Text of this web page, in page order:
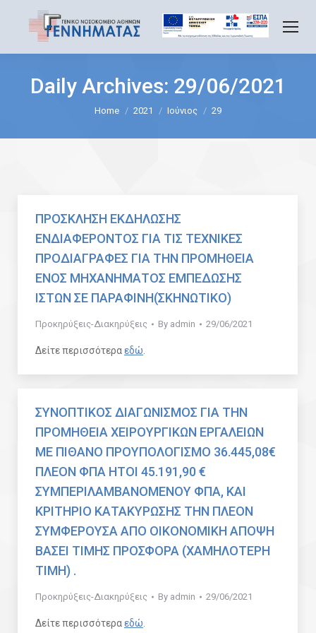
Daily Archives: 29/06/2021
Home 2021 Ιούνιος 29
ΠΡΟΣΚΛΗΣΗ ΕΚΔΗΛΩΣΗΣ
ΕΝΔΙΑΦΕΡΟΝΤΟΣ ΓΙΑ ΤΙΣ ΤΕΧΝΙΚΕΣ
ΠΡΟΔΙΑΓΡΑΦΕΣ ΓΙΑ ΤΗΝ ΠΡΟΜΗΘΕΙΑ
ΕΝΟΣ ΜΗΧΑΝΗΜΑΤΟΣ ΕΜΠΕΔΩΣΗΣ
ΙΣΤΩΝ ΣΕ ΠΑΡΑΦΙΝΗ(ΣΚΗΝΩΤΙΚΟ)
Προκηρύξεις-Διακηρύξεις By admin 29/06/2021
Δείτε περισσότεραεδώ
ΣΥΝΟΠΤΙΚΟΣ ΔΙΑΓΩΝΙΣΜΟΣ ΓΙΑ ΤΗΝ
ΠΡΟΜΗΘΕΙΑ ΧΕΙΡΟΥΡΓΙΚΩΝ ΕΡΓΑΛΕΙΩΝ
ΜΕ ΠΙΘΑΝΟ ΠΡΟΥΠΟΛΟΓΙΣΜΟ 36.445,08€
ΠΛΕΟΝ ΦΠΑ ΗΤΟΙ 45.191,90 €
ΣΥΜΠΕΡΙΛΑΜΒΑΝΟΜΕΝΟΥ ΦΠΑ, ΚΑΙ
ΚΡΙΤΗΡΙΟ ΚΑΤΑΚΥΡΩΣΗΣ ΤΗΝ ΠΛΕΟΝ
ΣΥΜΦΕΡΟΥΣΑ ΑΠΟ ΟΙΚΟΝΟΜΙΚΗ ΑΠΟΨΗ
ΒΑΣΕΙ ΤΙΜΗΣ ΠΡΟΣΦΟΡΑ (ΧΑΜΗΛΟΤΕΡΗ
ΤΙΜΗ) .
Προκηρύξεις-Διακηρύξεις By admin 29/06/2021
Δείτε περισσότεραεδώ